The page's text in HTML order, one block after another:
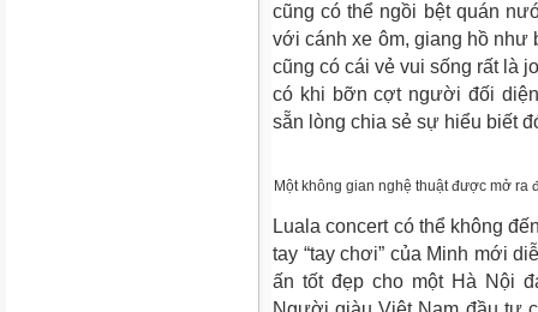
cũng có thể ngồi bệt quán
với cánh xe ôm, giang hồ như
cũng có cái vẻ vui sống rất là
có khi bỡn cợt người đối
sẵn lòng chia sẻ sự hiểu biết
Một không gian nghệ thuật được mở ra
Luala concert có thể không
tay “tay chơi” của Minh mới
ấn tốt đẹp cho một Hà Nội